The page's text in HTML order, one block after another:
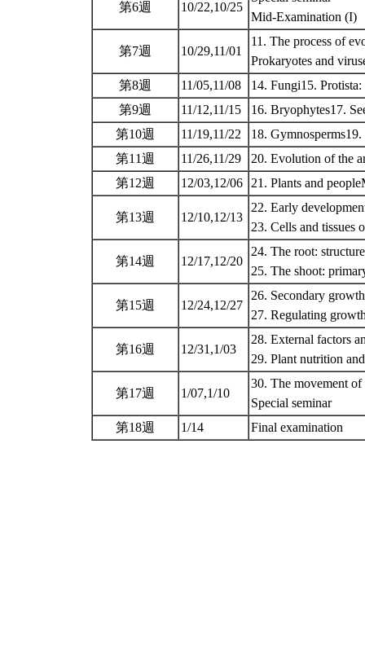
第6週 10/22,10/25
Mid-Examination (I)
第7週 10/29,11/01
11. The process of
Prokaryotes and
第8週
11/05,11/08
14. Fungi15.
第9週
11/12,11/15
16. Bryophytes17.
第10週
11/19,11/22
18.
第11週
11/26,11/29
20. Evolution of the
第12週
12/03,12/06 21. Plants and
第13週 12/10,12/13
22. Early
23. Cells and tissues
第14週 12/17,12/20
24. The root:
25. The shoot:
第15週 12/24,12/27
26. Secondary
27. Regulating
第16週 12/31,1/03
28. External factors
29. Plant nutrition
第17週 1/07,1/10
30. The movement of
Special seminar
第18週
1/14 Final examination